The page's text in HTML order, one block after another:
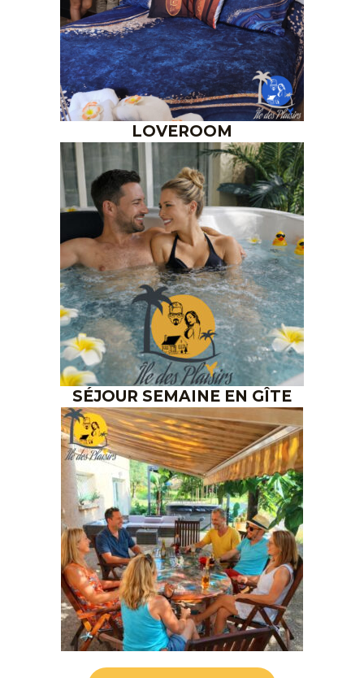
LOVEROOM
SÉJOUR SEMAINE EN GÎTE